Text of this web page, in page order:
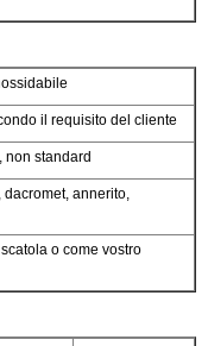
il requisito del cliente
non standard
annerito,
o come vostro